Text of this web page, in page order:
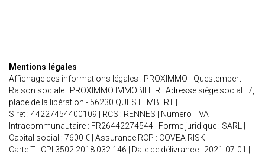
Mentions légales
Affichage des informations légales : PROXIMMO - Questembert |
Raison sociale : PROXIMMO IMMOBILIER | Adresse siège social : 7,
place de la libération - 56230 QUESTEMBERT |
Siret : 44227454400109 | RCS : RENNES | Numero TVA
Intracommunautaire : FR26442274544 | Forme juridique : SARL |
Capital social : 7600 € | Assurance RCP : COVEA RISK |
Carte T : CPI 3502 2018 032 146 | Date de délivrance : 2021-07-01 |